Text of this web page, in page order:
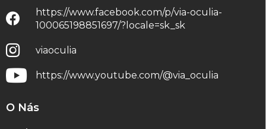
https://www.facebook.com/p/via-oculia-
100065198851697/?locale=sk_sk
viaoculia
https://www.youtube.com/@via_oculia
O Nás